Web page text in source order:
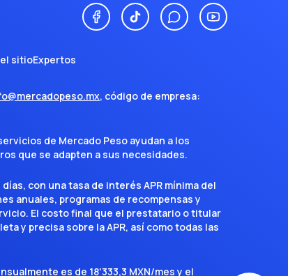
sitioExpertos
, código de empresa:
de Mercado Peso ayudan a los
que se adapten a sus necesidades.
con una tasa de interés APR mínima del
anuales, programas de recompensas y
El costo final que el prestatario o titular
y precisa sobre la APR, así como todas las
es de 18'333,3 MXN/mes y el